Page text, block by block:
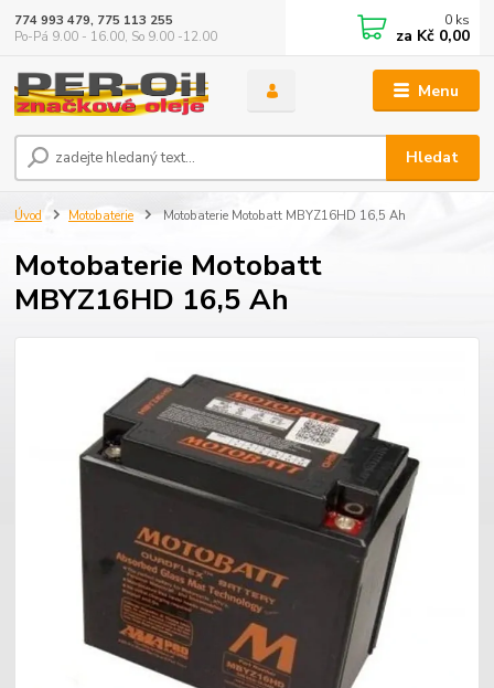
Menu
Hledat
774 993 479, 775 113 255
Po-Pá 9.00 - 16.00, So 9.00 -12.00
0 ks
za Kč 0,00
Úvod Motobaterie Motobaterie Motobatt MBYZ16HD 16,5 Ah
Motobaterie Motobatt
MBYZ16HD 16,5 Ah